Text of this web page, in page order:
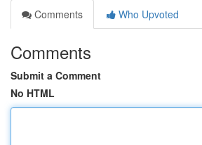
Comments
Who Upvoted
Comments
Submit a Comment
No HTML